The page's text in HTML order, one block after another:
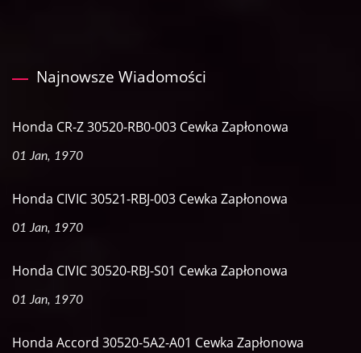
Najnowsze Wiadomości
Honda CR-Z 30520-RB0-003 Cewka Zapłonowa
01 Jan, 1970
Honda CIVIC 30521-RBJ-003 Cewka Zapłonowa
01 Jan, 1970
Honda CIVIC 30520-RBJ-S01 Cewka Zapłonowa
01 Jan, 1970
Honda Accord 30520-5A2-A01 Cewka Zapłonowa